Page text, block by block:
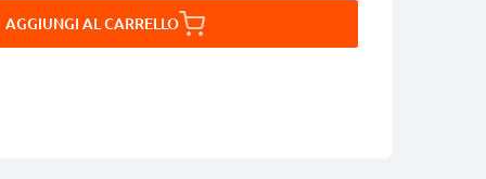
AGGIUNGI AL CARRELLO